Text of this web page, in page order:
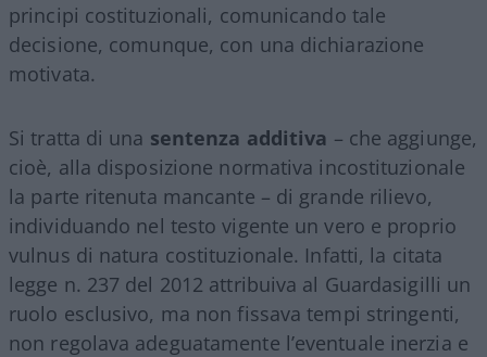
principi costituzionali, comunicando tale
decisione, comunque, con una dichiarazione
motivata.
Si tratta di una sentenza additiva – che aggiunge,
cioè, alla disposizione normativa incostituzionale
la parte ritenuta mancante – di grande rilievo,
individuando nel testo vigente un vero e proprio
vulnus di natura costituzionale. Infatti, la citata
legge n. 237 del 2012 attribuiva al Guardasigilli un
ruolo esclusivo, ma non fissava tempi stringenti,
non regolava adeguatamente l’eventuale inerzia e